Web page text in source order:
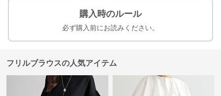
購入時のルール
必ず購入前にお読みください。
フリルブラウスの人気アイテム